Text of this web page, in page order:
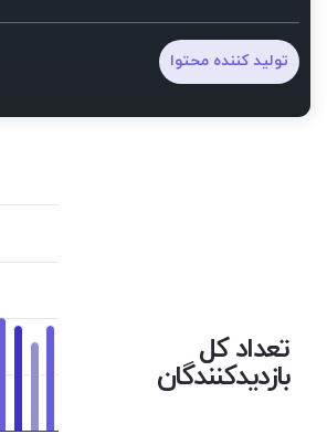
تولید کننده محتوا
تعداد کل
بازدیدکنندگان